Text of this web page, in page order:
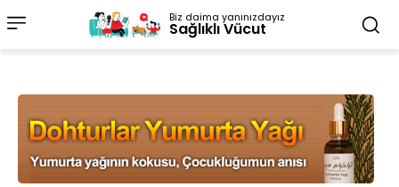
Biz daima yanınızdayız
Sağlıklı Vücut